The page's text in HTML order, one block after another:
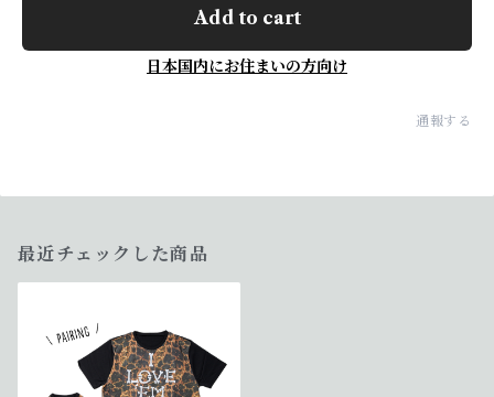
Add to cart
日本国内にお住まいの方向け
通報する
最近チェックした商品